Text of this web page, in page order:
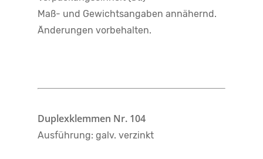
Maß- und Gewichtsangaben annähernd.
Änderungen vorbehalten.
Duplexklemmen Nr. 104
Ausführung: galv. verzinkt